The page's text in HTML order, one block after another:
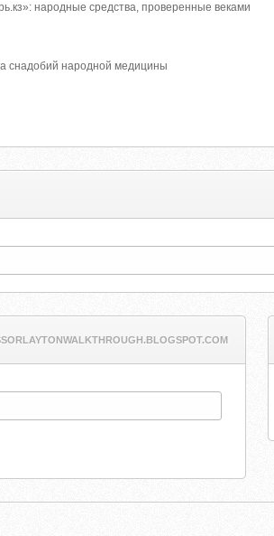
народные средства, проверенные веками
снадобий народной медицины